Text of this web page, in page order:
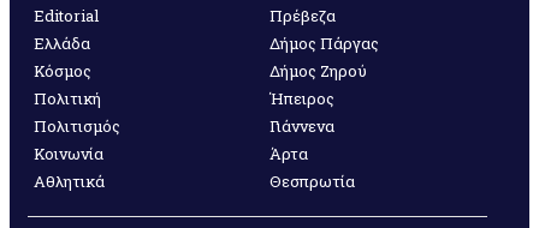
Editorial
Ελλάδα
Κόσμος
Πολιτική
Πολιτισμός
Κοινωνία
Αθλητικά
Πρέβεζα
Δήμος Πάργας
Δήμος Ζηρού
Ήπειρος
Γιάννενα
Άρτα
Θεσπρωτία